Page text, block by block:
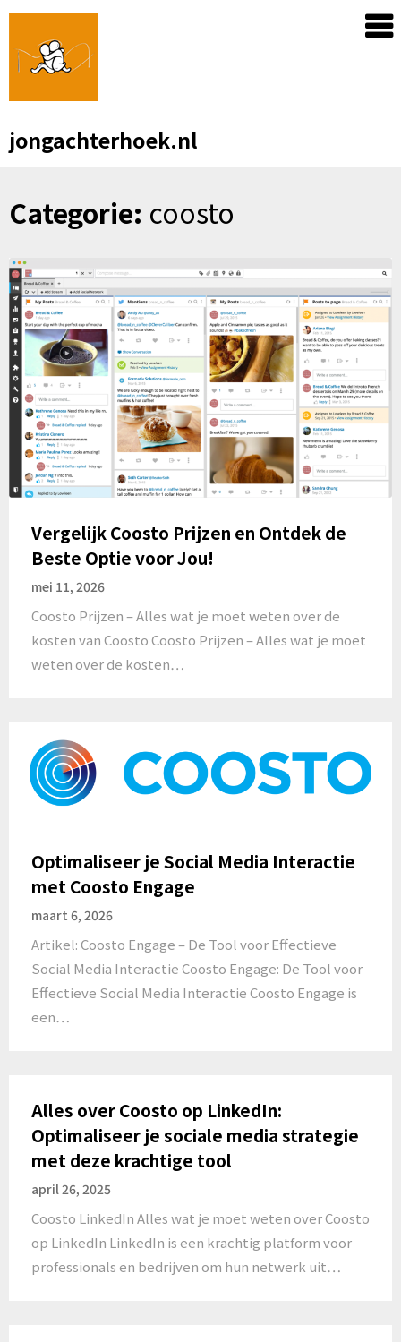
Skip
content
jongachterhoek.nl
Categorie: coosto
Vergelijk Coosto Prijzen en Ontdek de
Beste Optie voor Jou!
mei 11, 2026
Coosto Prijzen – Alles wat je moet weten over de
kosten van Coosto Coosto Prijzen – Alles wat je moet
weten over de kosten…
Optimaliseer je Social Media Interactie
met Coosto Engage
maart 6, 2026
Artikel: Coosto Engage – De Tool voor Effectieve
Social Media Interactie Coosto Engage: De Tool voor
Effectieve Social Media Interactie Coosto Engage is
een…
Alles over Coosto op LinkedIn:
Optimaliseer je sociale media strategie
met deze krachtige tool
april 26, 2025
Coosto LinkedIn Alles wat je moet weten over Coosto
op LinkedIn LinkedIn is een krachtig platform voor
professionals en bedrijven om hun netwerk uit…